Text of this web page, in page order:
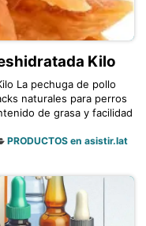
Kilo
La pechuga de pollo
naturales para perros
de grasa y facilidad
PRODUCTOS en asistir.lat